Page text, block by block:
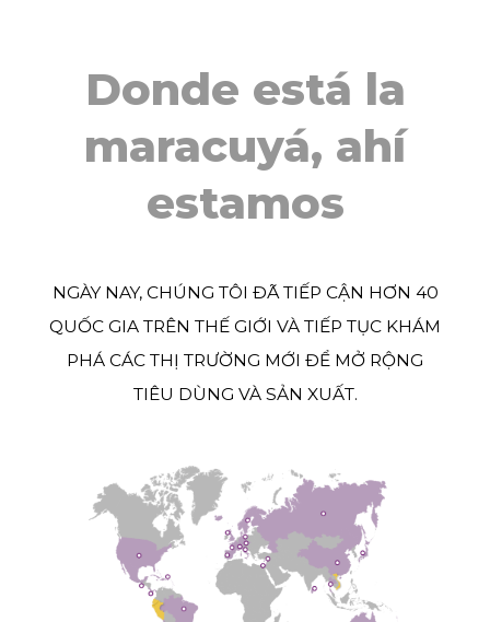
Donde está la
maracuyá, ahí
estamos
NGÀY NAY, CHÚNG TÔI ĐÃ TIẾP CẬN HƠN 40
QUỐC GIA TRÊN THẾ GIỚI VÀ TIẾP TỤC KHÁM
PHÁ CÁC THỊ TRƯỜNG MỚI ĐỂ MỞ RỘNG
TIÊU DÙNG VÀ SẢN XUẤT.